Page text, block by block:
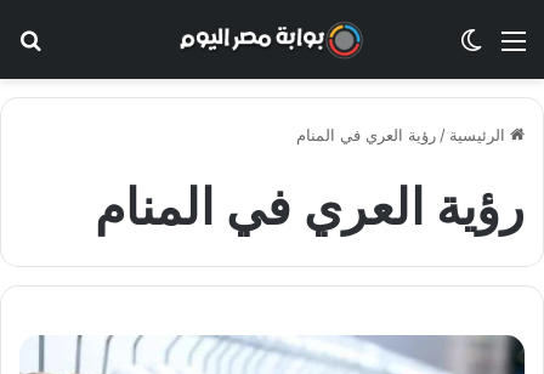
القائمة الوضع المظلم
الرئيسية / رؤية العري في المنام
رؤية العري في المنام